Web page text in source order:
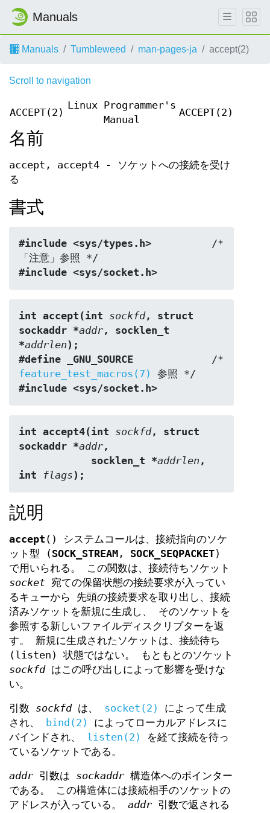
Manuals
Manuals Tumbleweed man-pages-ja accept(2)
Scroll to navigation
ACCEPT(2)
Linux Programmer's
Manual
ACCEPT(2)
名前
accept, accept4 - ソケットへの接続を受け
る
書式
#include <sys/types.h>
          /*
#include <sys/socket.h>
int accept(int sockfd, struct
sockaddr *addr, socklen_t
*addrlen);
#define _GNU_SOURCE
feature_test_macros(7)
#include <sys/socket.h>
int accept4(int sockfd, struct
sockaddr *addr,
            socklen_t *
addrlen ,
int
flags);
説明
accept () システムコールは、接続指向のソケ
ット型 (SOCK_STREAM , SOCK_SEQPACKET)
で用いられる。 この関数は、接続待ちソケット
socket 宛ての保留状態の接続要求が入ってい
るキューから 先頭の接続要求を取り出し、接続
済みソケットを新規に生成し、 そのソケットを
参照する新しいファイルディスクリプターを返
す。 新規に生成されたソケットは、接続待ち
(listen) 状態ではない。 もともとのソケット
sockfdはこの呼び出しによって影響を受けな
い。
引数 sockfdは、 socket(2)
によって生成
され、
bind(2)
によってローカルアドレスに
バインドされ、 listen(2)
を経て接続を待っ
ているソケットである。
addr 引数は sockaddr 構造体へのポインター
である。 この構造体には接続相手のソケットの
アドレスが入っている。 addr 引数で返される